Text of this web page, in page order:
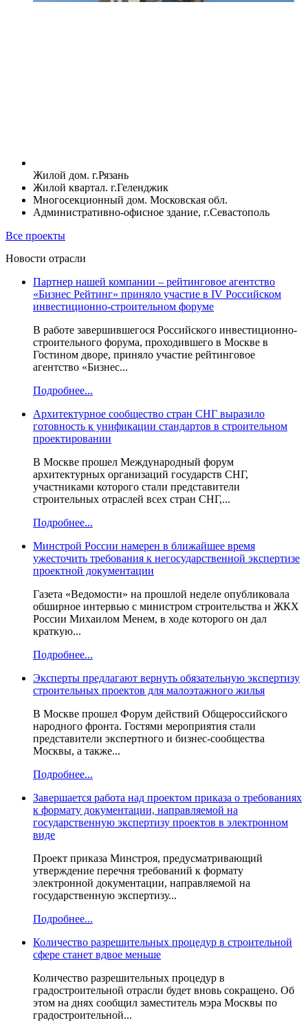
Жилой дом. г.Рязань
Жилой квартал. г.Геленджик
Многосекционный дом. Московская обл.
Административно-офисное здание, г.Севастополь
Все проекты
Новости отрасли
Партнер нашей компании – рейтинговое агентство
«Бизнес Рейтинг» приняло участие в IV Российском
инвестиционно-строительном форуме
В работе завершившегося Российского инвестиционно-
строительного форума, проходившего в Москве в
Гостином дворе, приняло участие рейтинговое
агентство «Бизнес...
Подробнее...
Архитектурное сообщество стран СНГ выразило
готовность к унификации стандартов в строительном
проектировании
В Москве прошел Международный форум
архитектурных организаций государств СНГ,
участниками которого стали представители
строительных отраслей всех стран СНГ,...
Подробнее...
Минстрой России намерен в ближайшее время
ужесточить требования к негосударственной экспертизе
проектной документации
Газета «Ведомости» на прошлой неделе опубликовала
обширное интервью с министром строительства и ЖКХ
России Михаилом Менем, в ходе которого он дал
краткую...
Подробнее...
Эксперты предлагают вернуть обязательную экспертизу
строительных проектов для малоэтажного жилья
В Москве прошел Форум действий Общероссийского
народного фронта. Гостями мероприятия стали
представители экспертного и бизнес-сообщества
Москвы, а также...
Подробнее...
Завершается работа над проектом приказа о требованиях
к формату документации, направляемой на
государственную экспертизу проектов в электронном
виде
Проект приказа Минстроя, предусматривающий
утверждение перечня требований к формату
электронной документации, направляемой на
государственную экспертизу...
Подробнее...
Количество разрешительных процедур в строительной
сфере станет вдвое меньше
Количество разрешительных процедур в
градостроительной отрасли будет вновь сокращено. Об
этом на днях сообщил заместитель мэра Москвы по
градостроительной...